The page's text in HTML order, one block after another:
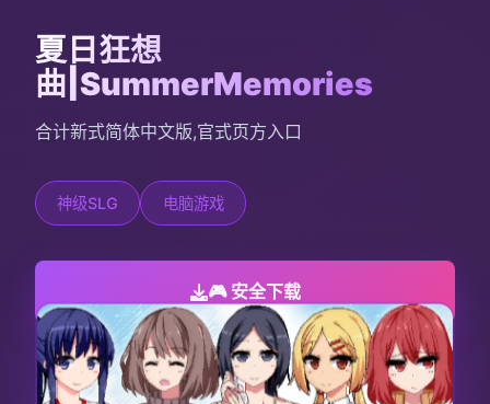
夏日狂想
曲|SummerMemories
合计新式简体中文版,官式页方入口
神级SLG 电脑游戏
🎮 安全下载